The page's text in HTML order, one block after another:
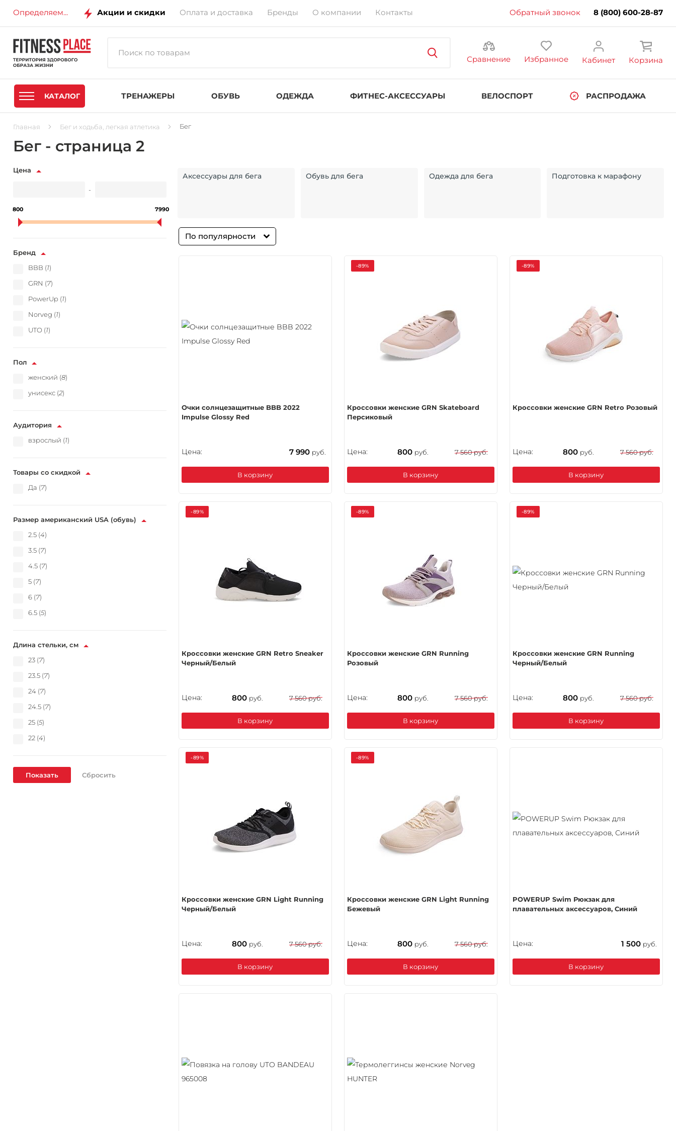
Определяем... Акции и скидки Оплата и доставка Бренды О компании Контакты Обратный звонок 8 (800) 600-28-87
Сравнение Избранное Кабинет Корзина
КАТАЛОГ ТРЕНАЖЕРЫ ОБУВЬ ОДЕЖДА ФИТНЕС-АКСЕССУАРЫ ВЕЛОСПОРТ РАСПРОДАЖА
Главная Бег и ходьба, легкая атлетика Бег
Бег - страница 2
Цена
-
800 7990
Бренд
BBB (1)
GRN (7)
PowerUp (1)
Norveg (1)
UTO (1)
Пол
женский (8)
унисекс (2)
Аудитория
взрослый (1)
Товары со скидкой
Да (7)
Размер американский USA (обувь)
2.5 (4)
3.5 (7)
4.5 (7)
5 (7)
6 (7)
6.5 (5)
Длина стельки, см
23 (7)
23.5 (7)
24 (7)
24.5 (7)
25 (5)
22 (4)
Аксессуары для бега Обувь для бега Одежда для бега Подготовка к марафону
По популярности
Очки солнцезащитные BBB 2022
Impulse Glossy Red
Цена: 7 990 руб.
В корзину
-89%
Кроссовки женские GRN Skateboard
Персиковый
Цена: 800 руб. 7 560 руб.
В корзину
-89%
Кроссовки женские GRN Retro Розовый
Цена: 800 руб. 7 560 руб.
В корзину
-89%
Кроссовки женские GRN Retro Sneaker
Черный/Белый
Цена: 800 руб. 7 560 руб.
В корзину
-89%
Кроссовки женские GRN Running
Розовый
Цена: 800 руб. 7 560 руб.
В корзину
-89%
Кроссовки женские GRN Running
Черный/Белый
Цена: 800 руб. 7 560 руб.
В корзину
-89%
Кроссовки женские GRN Light Running
Черный/Белый
Цена: 800 руб. 7 560 руб.
В корзину
-89%
Кроссовки женские GRN Light Running
Бежевый
Цена: 800 руб. 7 560 руб.
В корзину
POWERUP Swim Рюкзак для
плавательных аксессуаров, Синий
Цена: 1 500 руб.
В корзину